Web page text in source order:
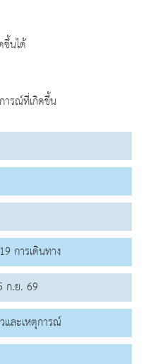
ขึ้นได้
ารณ์ที่เกิดขึ้น
การเดินทาง
ก.ย. 69
และเหตุการณ์